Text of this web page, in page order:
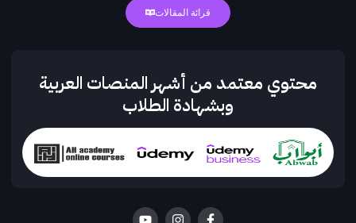
قرائة المقالات
محتوي معتمد من أشهر المنصات العربية
وبشهادة الطلاب